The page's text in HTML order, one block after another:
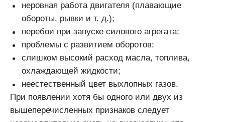
неровная работа двигателя (плавающие
обороты, рывки и т. д.);
перебои при запуске силового агрегата;
проблемы с развитием оборотов;
слишком высокий расход масла, топлива,
охлаждающей жидкости;
неестественный цвет выхлопных газов.
При появлении хотя бы одного или двух из
вышеперечисленных признаков следует